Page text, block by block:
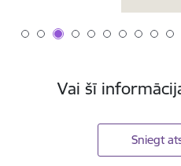
Vai šī
Sniegt